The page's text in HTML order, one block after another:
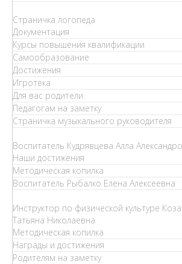
Страничка логопеда
Документация
Курсы повышения квалификации
Самообразование
Достижения
Игротека
Для вас родители
Педагогам на заметку
Страничка музыкального руководителя
Воспитатель Кудрявцева Алла
Наши достижения
Методическая копилка
Воспитатель Рыбалко Елена Алексеевна
Инструктор по физической культуре
Татьяна Николаевна
Методическая копилка
Награды и достижения
Родителям на заметку